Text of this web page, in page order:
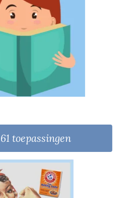
toepassingen